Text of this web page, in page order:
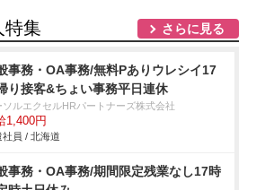
特集 さらに見る
事務・OA事務/無料Pありウレシイ17
り接客&ちょい事務平日連休
ソルエクセルHRパートナーズ株式会社
1,400円
社員 / 北海道
事務・OA事務/期間限定残業なし17時